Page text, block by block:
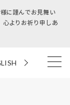
に謹んでお見舞い
心よりお祈り申しあ